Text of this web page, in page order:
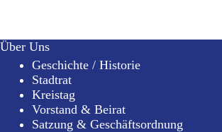
Über Uns
Geschichte / Historie
Stadtrat
Kreistag
Vorstand & Beirat
Satzung & Geschäftsordnung